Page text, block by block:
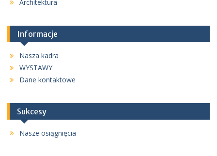
Architektura
Informacje
Nasza kadra
WYSTAWY
Dane kontaktowe
Sukcesy
Nasze osiągnięcia